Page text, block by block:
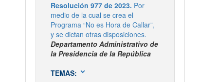
Resolución 977 de 2023. Por
medio de la cual se crea el
Programa “No es Hora de Callar”,
y se dictan otras disposiciones.
Departamento Administrativo de
la Presidencia de la República
TEMAS: expand_more